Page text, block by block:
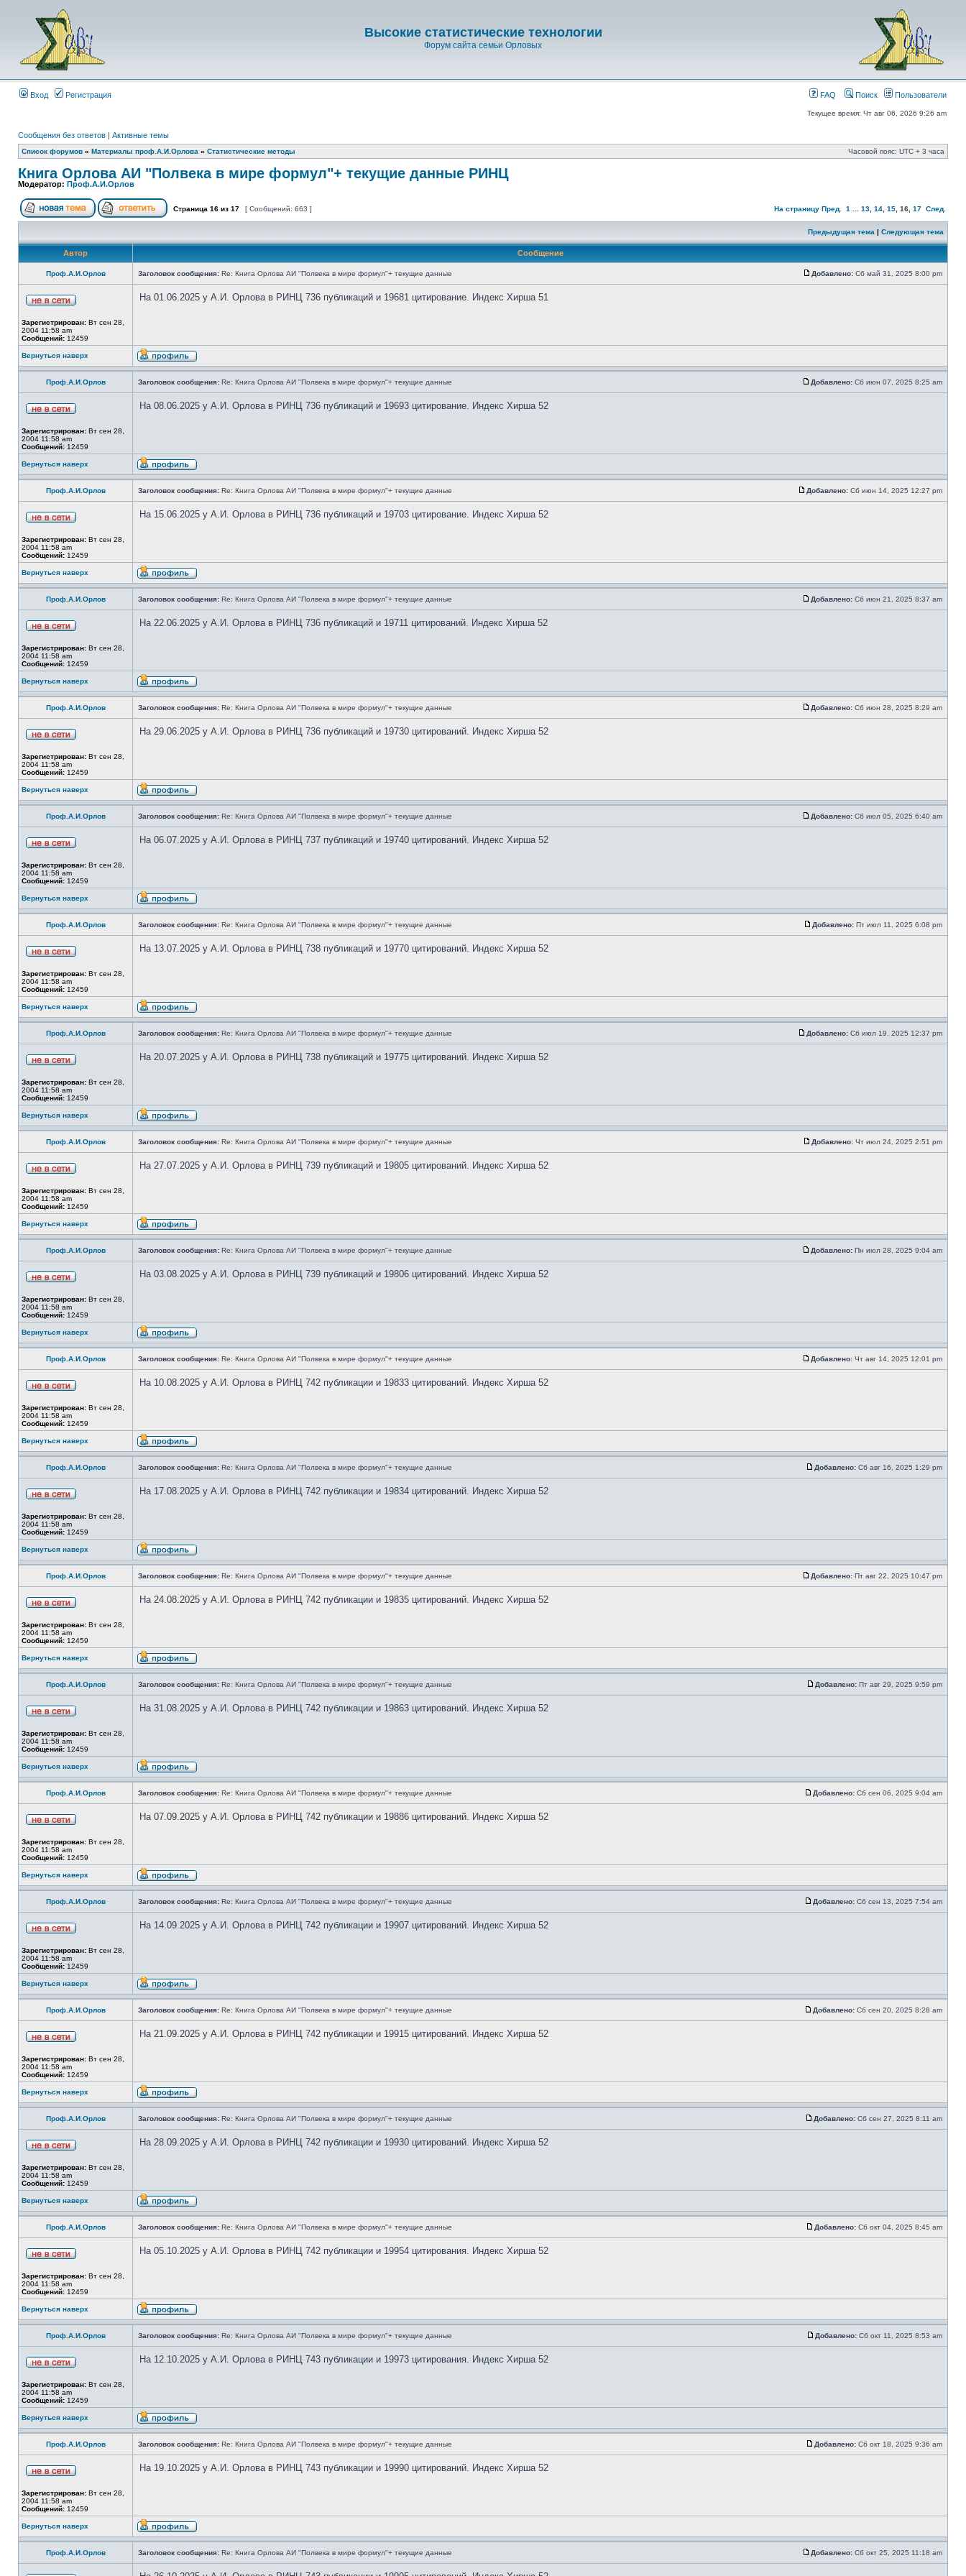
Высокие статистические технологии
Форум сайта семьи Орловых
Вход Регистрация FAQ Поиск Пользователи
Текущее время: Чт авг 06, 2026 9:26 am
Сообщения без ответов | Активные темы
Список форумов » Материалы проф.А.И.Орлова » Статистические методы Часовой пояс: UTC + 3 часа
Книга Орлова АИ "Полвека в мире формул"+ текущие данные РИНЦ
Модератор: Проф.А.И.Орлов
Страница 16 из 17 [ Сообщений: 663 ] На страницу Пред. 1 13 14 15 16 17 След.
Предыдущая тема | Следующая тема
Автор Сообщение
Проф.А.И.Орлов Заголовок сообщения: Re: Книга Орлова АИ "Полвека в мире формул"+ текущие данные Добавлено: Сб май 31, 2025 8:00 pm
Зарегистрирован: Вт сен 28,
2004 11:58 am
Сообщений: 12459
На 01.06.2025 у А.И. Орлова в РИНЦ 736 публикаций и 19681 цитирование. Индекс Хирша 51
Вернуться наверх
Проф.А.И.Орлов Заголовок сообщения: Re: Книга Орлова АИ "Полвека в мире формул"+ текущие данные Добавлено: Сб июн 07, 2025 8:25 am
Зарегистрирован: Вт сен 28,
2004 11:58 am
Сообщений: 12459
На 08.06.2025 у А.И. Орлова в РИНЦ 736 публикаций и 19693 цитирование. Индекс Хирша 52
Вернуться наверх
Проф.А.И.Орлов Заголовок сообщения: Re: Книга Орлова АИ "Полвека в мире формул"+ текущие данные Добавлено: Сб июн 14, 2025 12:27 pm
Зарегистрирован: Вт сен 28,
2004 11:58 am
Сообщений: 12459
На 15.06.2025 у А.И. Орлова в РИНЦ 736 публикаций и 19703 цитирование. Индекс Хирша 52
Вернуться наверх
Проф.А.И.Орлов Заголовок сообщения: Re: Книга Орлова АИ "Полвека в мире формул"+ текущие данные Добавлено: Сб июн 21, 2025 8:37 am
Зарегистрирован: Вт сен 28,
2004 11:58 am
Сообщений: 12459
На 22.06.2025 у А.И. Орлова в РИНЦ 736 публикаций и 19711 цитирований. Индекс Хирша 52
Вернуться наверх
Проф.А.И.Орлов Заголовок сообщения: Re: Книга Орлова АИ "Полвека в мире формул"+ текущие данные Добавлено: Сб июн 28, 2025 8:29 am
Зарегистрирован: Вт сен 28,
2004 11:58 am
Сообщений: 12459
На 29.06.2025 у А.И. Орлова в РИНЦ 736 публикаций и 19730 цитирований. Индекс Хирша 52
Вернуться наверх
Проф.А.И.Орлов Заголовок сообщения: Re: Книга Орлова АИ "Полвека в мире формул"+ текущие данные Добавлено: Сб июл 05, 2025 6:40 am
Зарегистрирован: Вт сен 28,
2004 11:58 am
Сообщений: 12459
На 06.07.2025 у А.И. Орлова в РИНЦ 737 публикаций и 19740 цитирований. Индекс Хирша 52
Вернуться наверх
Проф.А.И.Орлов Заголовок сообщения: Re: Книга Орлова АИ "Полвека в мире формул"+ текущие данные Добавлено: Пт июл 11, 2025 6:08 pm
Зарегистрирован: Вт сен 28,
2004 11:58 am
Сообщений: 12459
На 13.07.2025 у А.И. Орлова в РИНЦ 738 публикаций и 19770 цитирований. Индекс Хирша 52
Вернуться наверх
Проф.А.И.Орлов Заголовок сообщения: Re: Книга Орлова АИ "Полвека в мире формул"+ текущие данные Добавлено: Сб июл 19, 2025 12:37 pm
Зарегистрирован: Вт сен 28,
2004 11:58 am
Сообщений: 12459
На 20.07.2025 у А.И. Орлова в РИНЦ 738 публикаций и 19775 цитирований. Индекс Хирша 52
Вернуться наверх
Проф.А.И.Орлов Заголовок сообщения: Re: Книга Орлова АИ "Полвека в мире формул"+ текущие данные Добавлено: Чт июл 24, 2025 2:51 pm
Зарегистрирован: Вт сен 28,
2004 11:58 am
Сообщений: 12459
На 27.07.2025 у А.И. Орлова в РИНЦ 739 публикаций и 19805 цитирований. Индекс Хирша 52
Вернуться наверх
Проф.А.И.Орлов Заголовок сообщения: Re: Книга Орлова АИ "Полвека в мире формул"+ текущие данные Добавлено: Пн июл 28, 2025 9:04 am
Зарегистрирован: Вт сен 28,
2004 11:58 am
Сообщений: 12459
На 03.08.2025 у А.И. Орлова в РИНЦ 739 публикаций и 19806 цитирований. Индекс Хирша 52
Вернуться наверх
Проф.А.И.Орлов Заголовок сообщения: Re: Книга Орлова АИ "Полвека в мире формул"+ текущие данные Добавлено: Чт авг 14, 2025 12:01 pm
Зарегистрирован: Вт сен 28,
2004 11:58 am
Сообщений: 12459
На 10.08.2025 у А.И. Орлова в РИНЦ 742 публикации и 19833 цитирований. Индекс Хирша 52
Вернуться наверх
Проф.А.И.Орлов Заголовок сообщения: Re: Книга Орлова АИ "Полвека в мире формул"+ текущие данные Добавлено: Сб авг 16, 2025 1:29 pm
Зарегистрирован: Вт сен 28,
2004 11:58 am
Сообщений: 12459
На 17.08.2025 у А.И. Орлова в РИНЦ 742 публикации и 19834 цитирований. Индекс Хирша 52
Вернуться наверх
Проф.А.И.Орлов Заголовок сообщения: Re: Книга Орлова АИ "Полвека в мире формул"+ текущие данные Добавлено: Пт авг 22, 2025 10:47 pm
Зарегистрирован: Вт сен 28,
2004 11:58 am
Сообщений: 12459
На 24.08.2025 у А.И. Орлова в РИНЦ 742 публикации и 19835 цитирований. Индекс Хирша 52
Вернуться наверх
Проф.А.И.Орлов Заголовок сообщения: Re: Книга Орлова АИ "Полвека в мире формул"+ текущие данные Добавлено: Пт авг 29, 2025 9:59 pm
Зарегистрирован: Вт сен 28,
2004 11:58 am
Сообщений: 12459
На 31.08.2025 у А.И. Орлова в РИНЦ 742 публикации и 19863 цитирований. Индекс Хирша 52
Вернуться наверх
Проф.А.И.Орлов Заголовок сообщения: Re: Книга Орлова АИ "Полвека в мире формул"+ текущие данные Добавлено: Сб сен 06, 2025 9:04 am
Зарегистрирован: Вт сен 28,
2004 11:58 am
Сообщений: 12459
На 07.09.2025 у А.И. Орлова в РИНЦ 742 публикации и 19886 цитирований. Индекс Хирша 52
Вернуться наверх
Проф.А.И.Орлов Заголовок сообщения: Re: Книга Орлова АИ "Полвека в мире формул"+ текущие данные Добавлено: Сб сен 13, 2025 7:54 am
Зарегистрирован: Вт сен 28,
2004 11:58 am
Сообщений: 12459
На 14.09.2025 у А.И. Орлова в РИНЦ 742 публикации и 19907 цитирований. Индекс Хирша 52
Вернуться наверх
Проф.А.И.Орлов Заголовок сообщения: Re: Книга Орлова АИ "Полвека в мире формул"+ текущие данные Добавлено: Сб сен 20, 2025 8:28 am
Зарегистрирован: Вт сен 28,
2004 11:58 am
Сообщений: 12459
На 21.09.2025 у А.И. Орлова в РИНЦ 742 публикации и 19915 цитирований. Индекс Хирша 52
Вернуться наверх
Проф.А.И.Орлов Заголовок сообщения: Re: Книга Орлова АИ "Полвека в мире формул"+ текущие данные Добавлено: Сб сен 27, 2025 8:11 am
Зарегистрирован: Вт сен 28,
2004 11:58 am
Сообщений: 12459
На 28.09.2025 у А.И. Орлова в РИНЦ 742 публикации и 19930 цитирований. Индекс Хирша 52
Вернуться наверх
Проф.А.И.Орлов Заголовок сообщения: Re: Книга Орлова АИ "Полвека в мире формул"+ текущие данные Добавлено: Сб окт 04, 2025 8:45 am
Зарегистрирован: Вт сен 28,
2004 11:58 am
Сообщений: 12459
На 05.10.2025 у А.И. Орлова в РИНЦ 742 публикации и 19954 цитирования. Индекс Хирша 52
Вернуться наверх
Проф.А.И.Орлов Заголовок сообщения: Re: Книга Орлова АИ "Полвека в мире формул"+ текущие данные Добавлено: Сб окт 11, 2025 8:53 am
Зарегистрирован: Вт сен 28,
2004 11:58 am
Сообщений: 12459
На 12.10.2025 у А.И. Орлова в РИНЦ 743 публикации и 19973 цитирования. Индекс Хирша 52
Вернуться наверх
Проф.А.И.Орлов Заголовок сообщения: Re: Книга Орлова АИ "Полвека в мире формул"+ текущие данные Добавлено: Сб окт 18, 2025 9:36 am
Зарегистрирован: Вт сен 28,
2004 11:58 am
Сообщений: 12459
На 19.10.2025 у А.И. Орлова в РИНЦ 743 публикации и 19990 цитирований. Индекс Хирша 52
Вернуться наверх
Проф.А.И.Орлов Заголовок сообщения: Re: Книга Орлова АИ "Полвека в мире формул"+ текущие данные Добавлено: Сб окт 25, 2025 11:18 am